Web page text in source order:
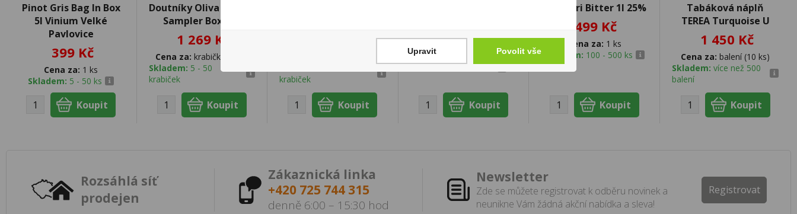
Pinot Gris Bag In Box
5l Vinium Velké
Pavlovice
399 Kč
Cena za: 1 ks
Skladem: 5 - 50 ks
Doutníky Oliva Serie V
Sampler Box 5ks
1 269 Kč
Cena za: krabičku (1 ks)
Skladem: 5 - 50
krabiček
krabiček
699 Kč
Skladem:5 - 50 ks
Campari Bitter 1l 25%
499 Kč
Cena za: 1 ks
Skladem: 100 - 500 ks
Tabáková náplň
TEREA Turquoise U
1 450 Kč
Cena za: balení (10 ks)
Skladem: více než 500
balení
Rozsáhlá síť
prodejen
Zákaznická linka
+420 725 744 315
denně 6:00 – 15:30 hod
Newsletter
Zde se můžete registrovat k odběru novinek a
neunikne Vám žádná akční nabídka a sleva!
Registrovat
Upravit Povolit vše